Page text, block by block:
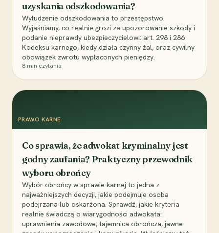
uzyskania odszkodowania?
Wyłudzenie odszkodowania to przestępstwo.
Wyjaśniamy, co realnie grozi za upozorowanie szkody i
podanie nieprawdy ubezpieczycielowi: art. 298 i 286
Kodeksu karnego, kiedy działa czynny żal, oraz cywilny
obowiązek zwrotu wypłaconych pieniędzy.
8 min czytania
PRAWO KARNE
Co sprawia, że adwokat kryminalny jest
godny zaufania? Praktyczny przewodnik
wyboru obrońcy
Wybór obrońcy w sprawie karnej to jedna z
najważniejszych decyzji, jakie podejmuje osoba
podejrzana lub oskarżona. Sprawdź, jakie kryteria
realnie świadczą o wiarygodności adwokata:
uprawnienia zawodowe, tajemnica obrończa, jawne